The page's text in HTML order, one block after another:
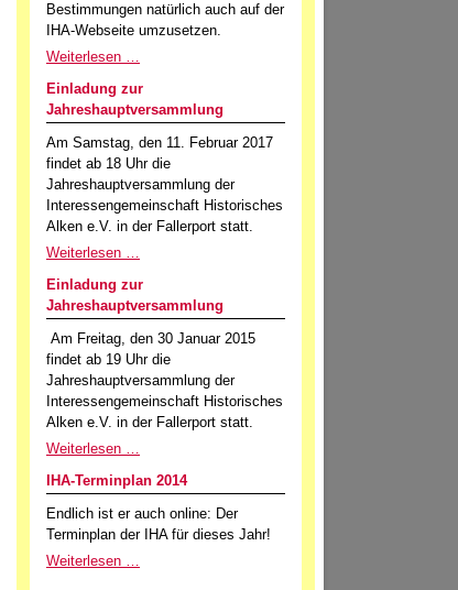
Bestimmungen natürlich auch auf der
IHA-Webseite umzusetzen.
Weiterlesen …
Einladung zur
Jahreshauptversammlung
Am Samstag, den 11. Februar 2017
findet ab 18 Uhr die
Jahreshauptversammlung der
Interessengemeinschaft Historisches
Alken e.V. in der Fallerport statt.
Weiterlesen …
Einladung zur
Jahreshauptversammlung
Am Freitag, den 30 Januar 2015
findet ab 19 Uhr die
Jahreshauptversammlung der
Interessengemeinschaft Historisches
Alken e.V. in der Fallerport statt.
Weiterlesen …
IHA-Terminplan 2014
Endlich ist er auch online: Der
Terminplan der IHA für dieses Jahr!
Weiterlesen …